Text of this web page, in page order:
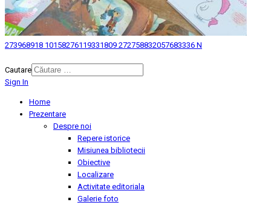
273968918 10158276119331809 272758832057683336 N
Cautare
Sign In
Home
Prezentare
Despre noi
Repere istorice
Misiunea bibliotecii
Obiective
Localizare
Activitate editoriala
Galerie foto